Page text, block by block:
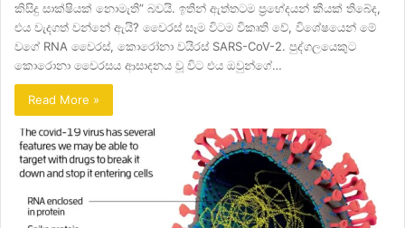
කිසිදු සාක්ෂියක් නොමැති” බවයි. ඉතින් ඇත්තටම ප්‍රභේදයන් කීයක් තිබේද,
එය වැදගත් වන්නේ ඇයි? වෛරස් සෑම විටම විකෘති වේ, විශේෂයෙන් මේ
වගේ RNA වෛරස්, කොරෝනා වයිරස් SARS-CoV-2. පුද්ගලයෙකුට
කොරොනා වෛරසය ආසාදනය වූ විට එය ඔවුන්ගේ…
Read More »